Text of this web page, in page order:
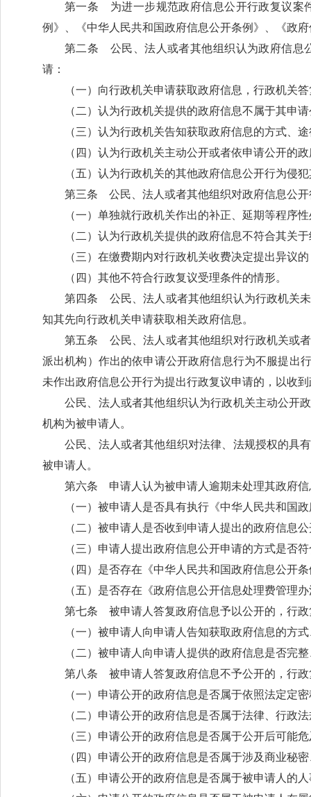
第一条 为进一步规范政府信息公开行政复议案
例》、《中华人民共和国政府信息公开条例》、《政
第二条 公民、法人或者其他组织认为政府信息
请：
（一）向行政机关申请获取政府信息，行政机关
（二）认为行政机关提供的政府信息不属于其申
（三）认为行政机关告知获取政府信息的方式、
（四）认为行政机关主动公开或者依申请公开的
（五）认为行政机关的其他政府信息公开行为侵
第三条 公民、法人或者其他组织对政府信息公
（一）单独就行政机关作出的补正、延期等程序
（二）认为行政机关提供的政府信息不符合其关
（三）在缴费期内对行政机关收费决定提出异议
（四）其他不符合行政复议受理条件的情形。
第四条 公民、法人或者其他组织认为行政机关
知其先向行政机关申请获取相关政府信息。
第五条 公民、法人或者其他组织对行政机关或
派出机构）作出的依申请公开政府信息行为不服提出
未作出政府信息公开行为提出行政复议申请的，以收
公民、法人或者其他组织认为行政机关主动公开
机构为被申请人。
公民、法人或者其他组织对法律、法规授权的具
被申请人。
第六条 申请人认为被申请人逾期未处理其政府
（一）被申请人是否具有执行《中华人民共和国
（二）被申请人是否收到申请人提出的政府信息
（三）申请人提出政府信息公开申请的方式是否
（四）是否存在《中华人民共和国政府信息公开
（五）是否存在《政府信息公开信息处理费管理
第七条 被申请人答复政府信息予以公开的，行
（一）被申请人向申请人告知获取政府信息的方
（二）被申请人向申请人提供的政府信息是否完
第八条 被申请人答复政府信息不予公开的，行
（一）申请公开的政府信息是否属于依照法定定
（二）申请公开的政府信息是否属于法律、行政
（三）申请公开的政府信息是否属于公开后可能
（四）申请公开的政府信息是否属于涉及商业秘
（五）申请公开的政府信息是否属于被申请人的